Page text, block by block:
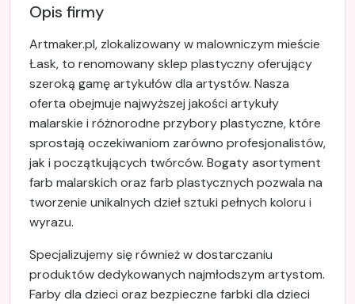
Opis firmy
Artmaker.pl, zlokalizowany w malowniczym mieście
Łask, to renomowany sklep plastyczny oferujący
szeroką gamę artykułów dla artystów. Nasza
oferta obejmuje najwyższej jakości artykuły
malarskie i różnorodne przybory plastyczne, które
sprostają oczekiwaniom zarówno profesjonalistów,
jak i początkujących twórców. Bogaty asortyment
farb malarskich oraz farb plastycznych pozwala na
tworzenie unikalnych dzieł sztuki pełnych koloru i
wyrazu.
Specjalizujemy się również w dostarczaniu
produktów dedykowanych najmłodszym artystom.
Farby dla dzieci oraz bezpieczne farbki dla dzieci